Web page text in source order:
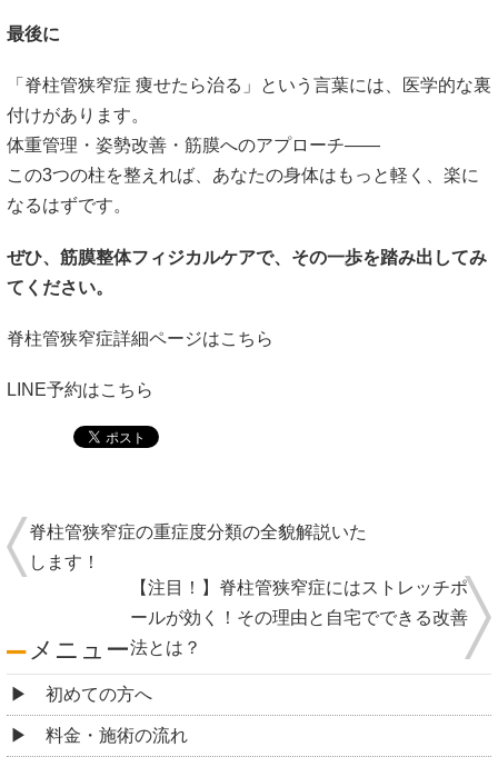
最後に
「脊柱管狭窄症 痩せたら治る」という言葉には、医学的な裏
付けがあります。
体重管理・姿勢改善・筋膜へのアプローチ――
この3つの柱を整えれば、あなたの身体はもっと軽く、楽に
なるはずです。
ぜひ、筋膜整体フィジカルケアで、その一歩を踏み出してみ
てください。
脊柱管狭窄症詳細ページはこちら
LINE予約はこちら
脊柱管狭窄症の重症度分類の全貌解説いた
します！
【注目！】脊柱管狭窄症にはストレッチポ
ールが効く！その理由と自宅でできる改善
法とは？
メニュー
初めての方へ
料金・施術の流れ